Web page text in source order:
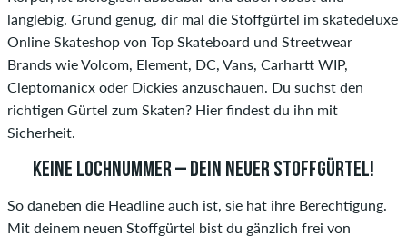
langlebig. Grund genug, dir mal die Stoffgürtel im skatedeluxe
Online Skateshop von Top Skateboard und Streetwear
Brands wie Volcom, Element, DC, Vans, Carhartt WIP,
Cleptomanicx oder Dickies anzuschauen. Du suchst den
richtigen Gürtel zum Skaten? Hier findest du ihn mit
Sicherheit.
KEINE LOCHNUMMER – DEIN NEUER STOFFGÜRTEL!
So daneben die Headline auch ist, sie hat ihre Berechtigung.
Mit deinem neuen Stoffgürtel bist du gänzlich frei von